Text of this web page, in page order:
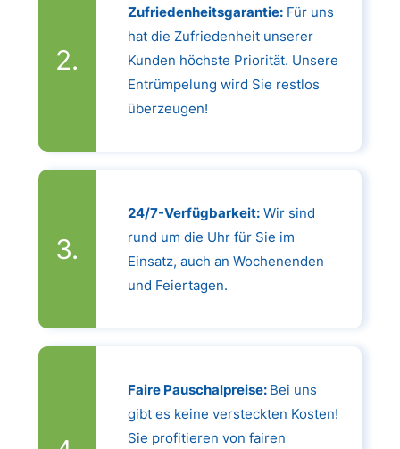
Zufriedenheitsgarantie:Für uns
hat die Zufriedenheit unserer
Kunden höchste Priorität. Unsere
Entrümpelung wird Sie restlos
überzeugen!
24/7-Verfügbarkeit:Wir sind
rund um die Uhr für Sie im
Einsatz, auch an Wochenenden
und Feiertagen.
Faire Pauschalpreise: Bei uns
gibt es keine versteckten Kosten!
Sie profitieren von fairen